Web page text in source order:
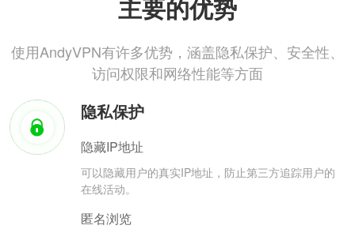
主要的优势
使用AndyVPN有许多优势，涵盖隐私保护、安全性、
访问权限和网络性能等方面
隐私保护
隐藏IP地址
可以隐藏用户的真实IP地址，防止第三方追踪用户的
在线活动。
匿名浏览